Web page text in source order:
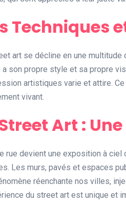
Techniques
art se décline en une multitude
son propre style et sa propre
artistiques varie et attire.
vivant.
Art :
rue devient une exposition à
Les murs, pavés et espaces
réenchante nos villes,
du street art est unique et